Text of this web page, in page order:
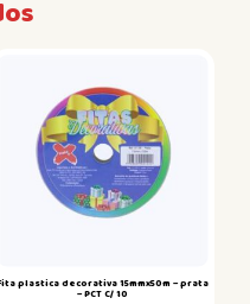
plastica decorativa 15mmx50m – prata
– PCT C/ 10